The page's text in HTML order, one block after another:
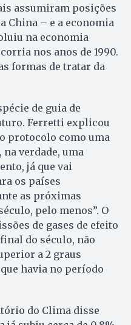
assumiram posições
China – e a economia
na economia
nos anos de 1990.
formas de tratar da
de guia de
Ferretti explicou
protocolo como uma
verdade, uma
já que vai
os países
as próximas
pelo menos”. O
de gases de efeito
final do século, não
a 2 graus
havia no período
do Clima disse